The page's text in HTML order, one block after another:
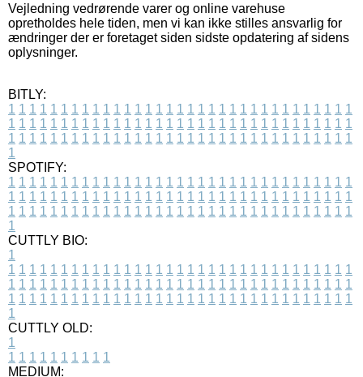
Vejledning vedrørende varer og online varehuse
opretholdes hele tiden, men vi kan ikke stilles ansvarlig for
ændringer der er foretaget siden sidste opdatering af sidens
oplysninger.
BITLY:
1 1 1 1 1 1 1 1 1 1 1 1 1 1 1 1 1 1 1 1 1 1 1 1 1 1 1 1 1 1 1 1 1
1 1 1 1 1 1 1 1 1 1 1 1 1 1 1 1 1 1 1 1 1 1 1 1 1 1 1 1 1 1 1 1 1
1 1 1 1 1 1 1 1 1 1 1 1 1 1 1 1 1 1 1 1 1 1 1 1 1 1 1 1 1 1 1 1 1
1
SPOTIFY:
1 1 1 1 1 1 1 1 1 1 1 1 1 1 1 1 1 1 1 1 1 1 1 1 1 1 1 1 1 1 1 1 1
1 1 1 1 1 1 1 1 1 1 1 1 1 1 1 1 1 1 1 1 1 1 1 1 1 1 1 1 1 1 1 1 1
1 1 1 1 1 1 1 1 1 1 1 1 1 1 1 1 1 1 1 1 1 1 1 1 1 1 1 1 1 1 1 1 1
1
CUTTLY BIO:
1
1 1 1 1 1 1 1 1 1 1 1 1 1 1 1 1 1 1 1 1 1 1 1 1 1 1 1 1 1 1 1 1 1
1 1 1 1 1 1 1 1 1 1 1 1 1 1 1 1 1 1 1 1 1 1 1 1 1 1 1 1 1 1 1 1 1
1 1 1 1 1 1 1 1 1 1 1 1 1 1 1 1 1 1 1 1 1 1 1 1 1 1 1 1 1 1 1 1 1
1
CUTTLY OLD:
1
1 1 1 1 1 1 1 1 1 1
MEDIUM: